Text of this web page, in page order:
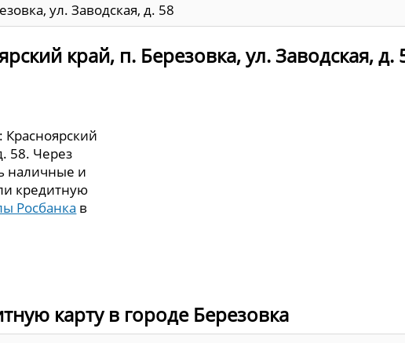
ул. Заводская, д. 58
край, п. Березовка, ул. Заводская, д.
58. Через
наличные и
кредитную
Росбанка в
карту в городе Березовка